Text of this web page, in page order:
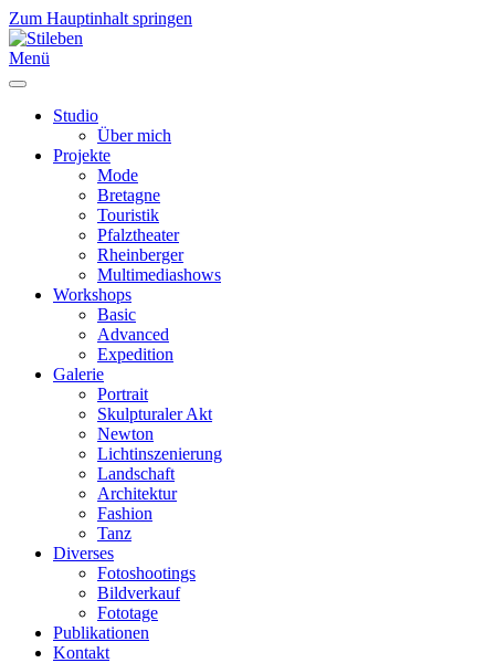
Zum Hauptinhalt springen
Menü
Studio
Über mich
Projekte
Mode
Bretagne
Touristik
Pfalztheater
Rheinberger
Multimediashows
Workshops
Basic
Advanced
Expedition
Galerie
Portrait
Skulpturaler Akt
Newton
Lichtinszenierung
Landschaft
Architektur
Fashion
Tanz
Diverses
Fotoshootings
Bildverkauf
Fototage
Publikationen
Kontakt